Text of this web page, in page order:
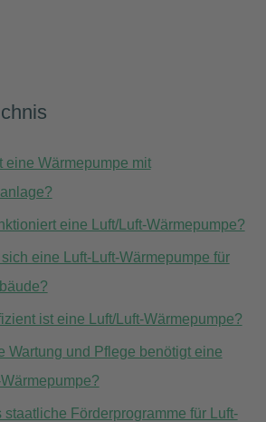
eine Wärmepumpe mit
eine Luft/Luft-Wärmepumpe?
sich eine Luft-Luft-Wärmepumpe für
ist eine Luft/Luft-Wärmepumpe?
Wartung und Pflege benötigt eine
Wärmepumpe?
staatliche Förderprogramme für Luft-